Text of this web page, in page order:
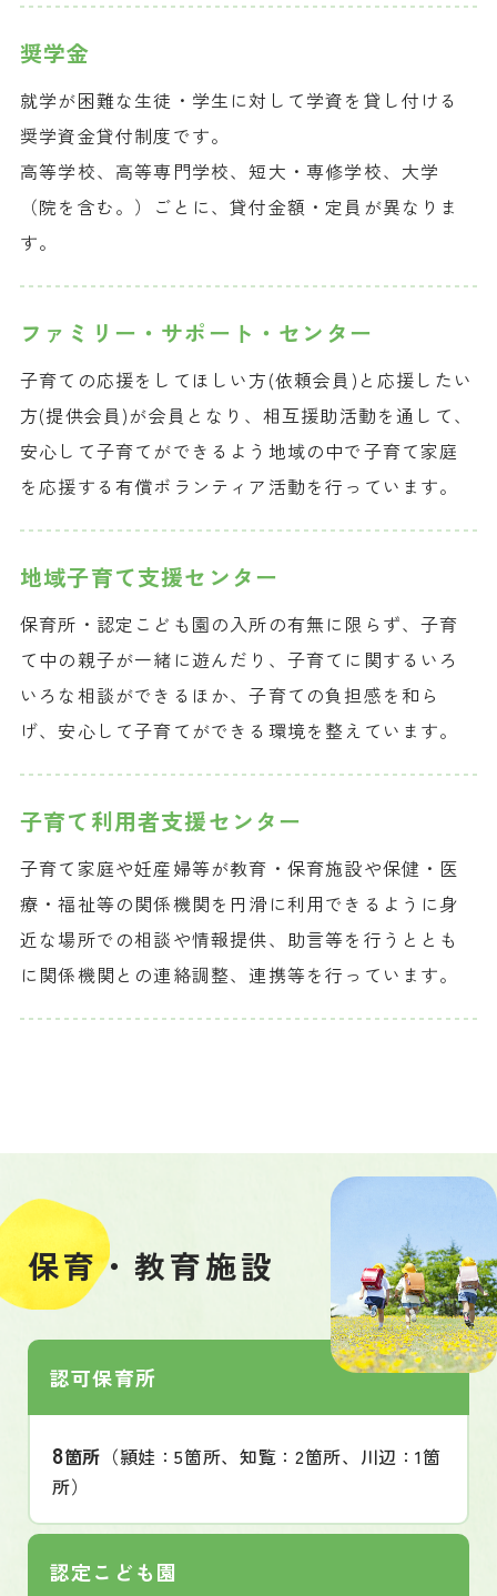
奨学金
就学が困難な生徒・学生に対して学資を貸し付ける
奨学資金貸付制度です。
高等学校、高等専門学校、短大・専修学校、大学
（院を含む。）ごとに、貸付金額・定員が異なりま
す。
ファミリー・ サポート・センター
子育ての応援をしてほしい方(依頼会員)と応援したい
方(提供会員)が会員となり、相互援助活動を通して、
安心して子育てができるよう地域の中で子育て家庭
を応援する有償ボランティア活動を行っています。
地域子育て支援センター
保育所・認定こども園の入所の有無に限らず、子育
て中の親子が一緒に遊んだり、子育てに関するいろ
いろな相談ができるほか、子育ての負担感を和ら
げ、安心して子育てができる環境を整えています。
子育て利用者支援センター
子育て家庭や妊産婦等が教育・保育施設や保健・医
療・福祉等の関係機関を円滑に利用できるように身
近な場所での相談や情報提供、助言等を行うととも
に関係機関との連絡調整、連携等を行っています。
保育・教育施設
認可保育所
8箇所 （頴娃：5箇所、知覧：2箇所、川辺：1箇
所）
認定こども園